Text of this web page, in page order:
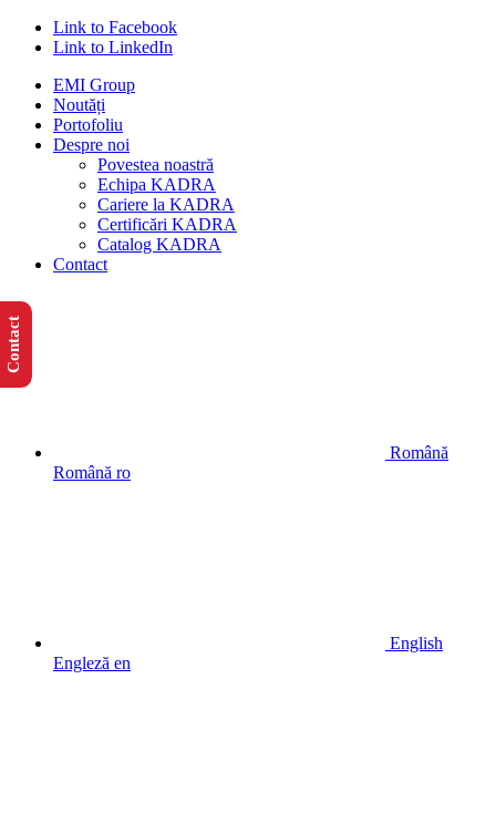
Link to Facebook
Link to LinkedIn
EMI Group
Noutăți
Portofoliu
Despre noi
Povestea noastră
Echipa KADRA
Cariere la KADRA
Certificări KADRA
Catalog KADRA
Contact
Română
Română ro
English
Engleză en
Contact